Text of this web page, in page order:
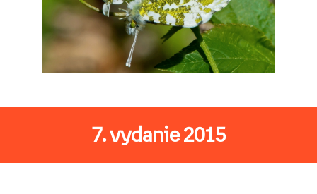
7. vydanie 2015